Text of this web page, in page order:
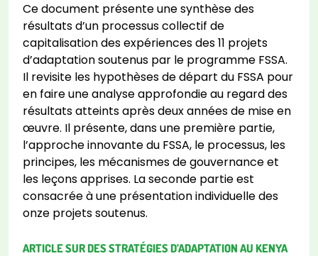
Ce document présente une synthèse des
résultats d’un processus collectif de
capitalisation des expériences des 11 projets
d’adaptation soutenus par le programme FSSA.
Il revisite les hypothèses de départ du FSSA pour
en faire une analyse approfondie au regard des
résultats atteints après deux années de mise en
œuvre. Il présente, dans une première partie,
l’approche innovante du FSSA, le processus, les
principes, les mécanismes de gouvernance et
les leçons apprises. La seconde partie est
consacrée à une présentation individuelle des
onze projets soutenus.
ARTICLE SUR DES STRATÉGIES D’ADAPTATION AU KENYA